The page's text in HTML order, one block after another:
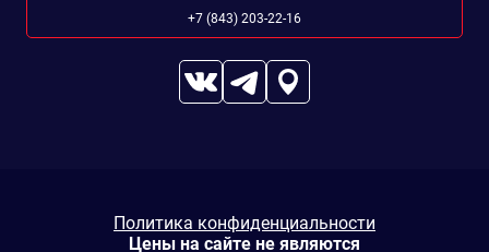
+7 (843) 203-22-16
Цены на сайте не являются
Политика конфиденциальности